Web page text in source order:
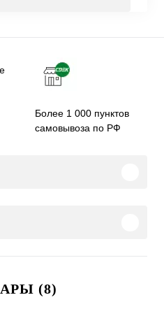
Более 1 000 пунктов
самовывоза по РФ
(8)